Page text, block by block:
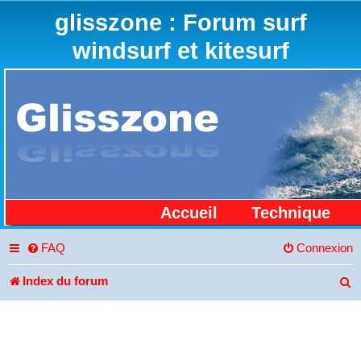
glisszone : Forum surf
windsurf et kitesurf
Accueil Technique
FAQ Connexion
Index du forum